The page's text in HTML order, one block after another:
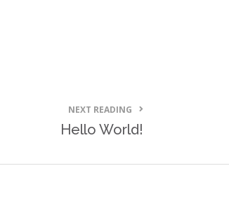
NEXT READING
Hello World!